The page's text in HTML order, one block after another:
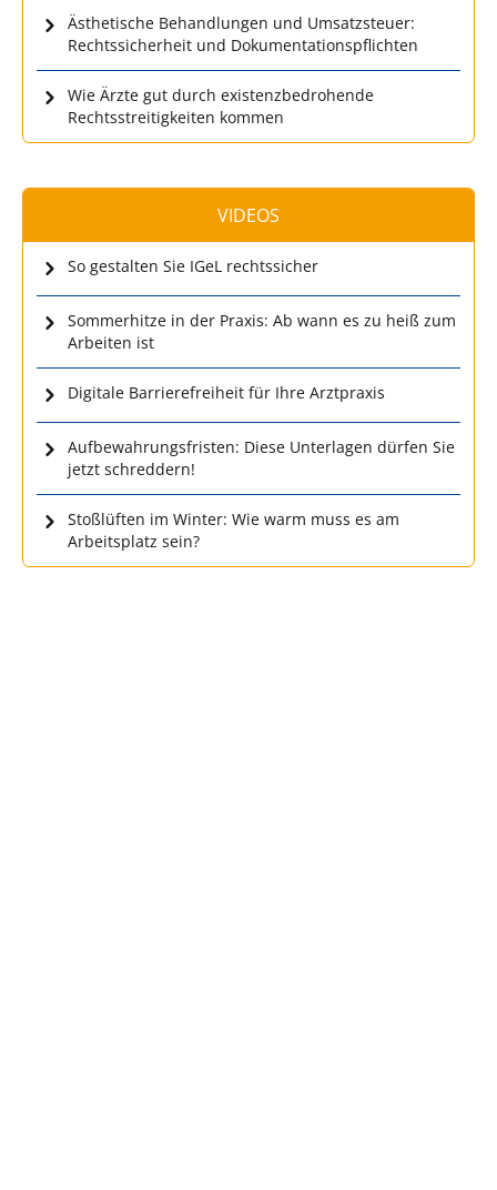
Ästhetische Behandlungen und Umsatzsteuer:
Rechtssicherheit und Dokumentationspflichten
Wie Ärzte gut durch existenzbedrohende
Rechtsstreitigkeiten kommen
VIDEOS
So gestalten Sie IGeL rechtssicher
Sommerhitze in der Praxis: Ab wann es zu heiß zum
Arbeiten ist
Digitale Barrierefreiheit für Ihre Arztpraxis
Aufbewahrungsfristen: Diese Unterlagen dürfen Sie
jetzt schreddern!
Stoßlüften im Winter: Wie warm muss es am
Arbeitsplatz sein?